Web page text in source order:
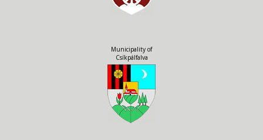
Municipality of
Csíkpálfalva